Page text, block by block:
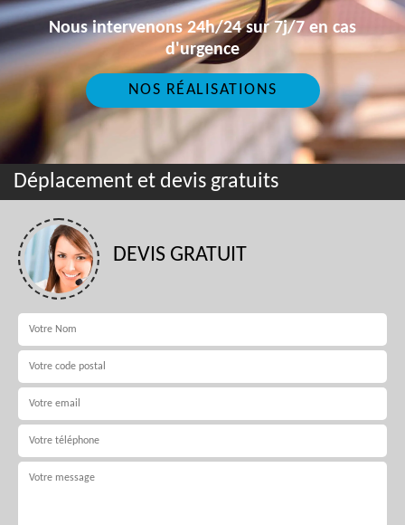
Nous intervenons 24h/24 sur 7j/7 en cas
d'urgence
NOS RÉALISATIONS
Déplacement et devis gratuits
DEVIS GRATUIT